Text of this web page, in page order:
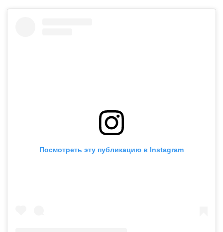
Посмотреть эту публикацию в Instagram